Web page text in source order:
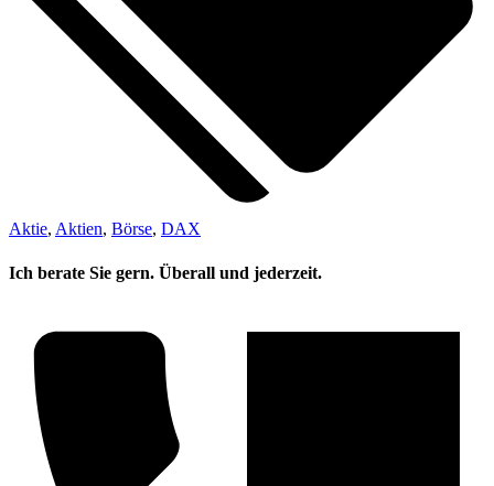
Aktie, Aktien, Börse, DAX
Ich berate Sie gern. Überall und jederzeit.